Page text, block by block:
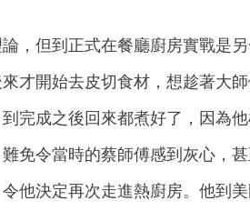
論，但到正式在餐廳廚房實戰是
才開始去皮切食材，想趁著大
完成之後回來都煮好了，因為
免令當時的蔡師傅感到灰心，
他決定再次走進熱廚房。他到